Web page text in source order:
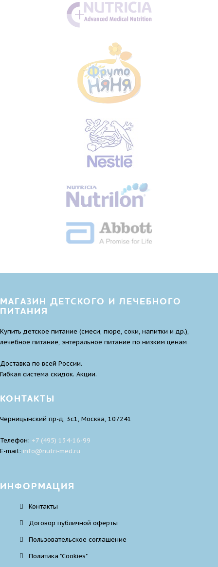
МАГАЗИН ДЕТСКОГО И ЛЕЧЕБНОГО
ПИТАНИЯ
Купить детское питание (смеси, пюре, соки, напитки и др.),
лечебное питание, энтеральное питание по низким ценам
Доставка по всей России.
Гибкая система скидок. Акции.
КОНТАКТЫ
Черницынский пр-д, 3с1, Москва, 107241
Телефон: +7 (495) 134-16-99
E-mail: infо@nutri-med.ru
ИНФОРМАЦИЯ
Контакты
Договор публичной оферты
Пользовательское соглашение
Политика "Cookies"